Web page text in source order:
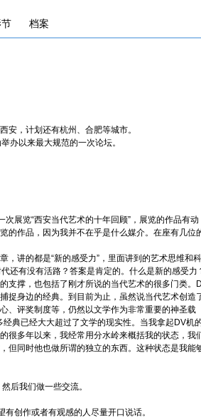
档案
，计划还有杭州、合肥等城市。
以来最大规范的一次论坛。
览“西安当代艺术的十年回顾”，展览的作品有动
的作品，因为我并不在乎是什么媒介。在座有几位
讲的都是“新的感受力”，里面讲到的艺术思维和
还有没有活路？答案是肯定的。什么是新的感受力
支撑，也包括了刚才所说的当代艺术的很多门类。
捉身边的经典。到目前为止，虽然说当代艺术创造
、评奖制度等，仍然以文学作为非常重要的神圣载
典已经大大超过了文学的现实性。当我拿起DV机
很多年以来，我经常用分水岭来概括我的状态，我
但同时他也做所谓的独立的东西。这种状态是我能
后我们做一些交流。
创作或者有观感的人尽量开口说话。